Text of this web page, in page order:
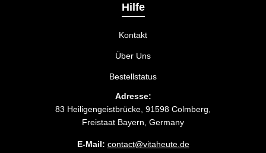
Hilfe
Kontakt
Über Uns
Bestellstatus
Adresse:
83 Heiligengeistbrücke, 91598 Colmberg,
Freistaat Bayern, Germany
E-Mail: contact@vitaheute.de